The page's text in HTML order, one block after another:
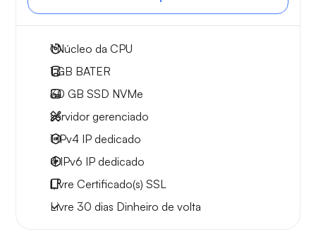
1Núcleo da CPU
1 GB BATER
30 GB SSD NVMe
servidor gerenciado
1 IPv4 IP dedicado
4 IPv6 IP dedicado
Livre Certificado(s) SSL
Livre 30 dias Dinheiro de volta